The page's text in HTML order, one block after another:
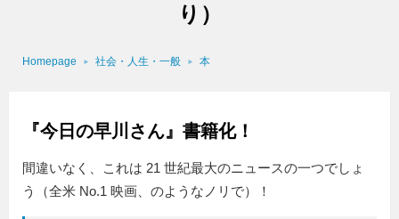
り）
Homepage 社会・人生・一般 本
『今日の早川さん』書籍化！
間違いなく、これは 21 世紀最大のニュースの一つでしょ
う（全米 No.1 映画、のようなノリで）！